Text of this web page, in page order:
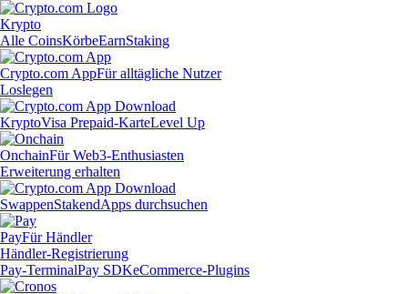
Krypto
Alle CoinsKörbeEarnStaking
Crypto.com AppFür alltägliche Nutzer
Loslegen
KryptoVisa Prepaid-KarteLevel Up
OnchainFür Web3-Enthusiasten
Erweiterung erhalten
SwappenStakendApps durchsuchen
PayFür Händler
Händler-Registrierung
Pay-TerminalPay SDKeCommerce-Plugins